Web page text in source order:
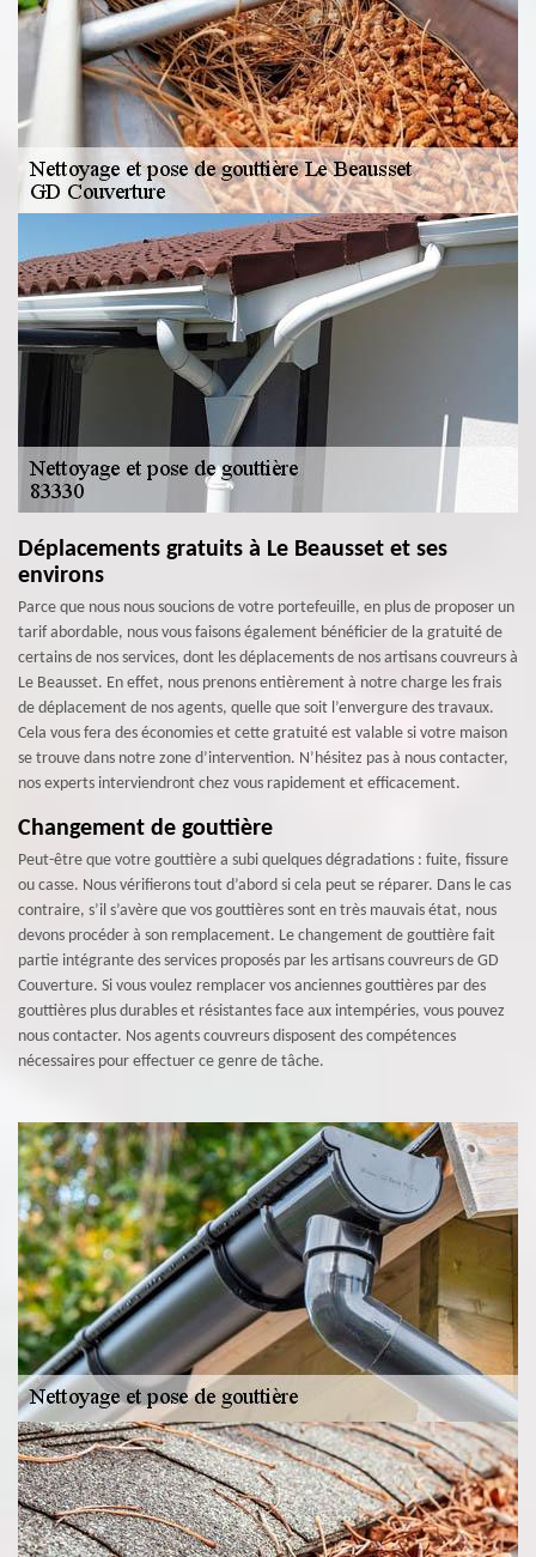
Déplacements gratuits à Le Beausset et ses
environs
Parce que nous nous soucions de votre portefeuille, en plus de proposer un
tarif abordable, nous vous faisons également bénéficier de la gratuité de
certains de nos services, dont les déplacements de nos artisans couvreurs à
Le Beausset. En effet, nous prenons entièrement à notre charge les frais
de déplacement de nos agents, quelle que soit l’envergure des travaux.
Cela vous fera des économies et cette gratuité est valable si votre maison
se trouve dans notre zone d’intervention. N’hésitez pas à nous contacter,
nos experts interviendront chez vous rapidement et efficacement.
Changement de gouttière
Peut-être que votre gouttière a subi quelques dégradations : fuite, fissure
ou casse. Nous vérifierons tout d’abord si cela peut se réparer. Dans le cas
contraire, s’il s’avère que vos gouttières sont en très mauvais état, nous
devons procéder à son remplacement. Le changement de gouttière fait
partie intégrante des services proposés par les artisans couvreurs de GD
Couverture. Si vous voulez remplacer vos anciennes gouttières par des
gouttières plus durables et résistantes face aux intempéries, vous pouvez
nous contacter. Nos agents couvreurs disposent des compétences
nécessaires pour effectuer ce genre de tâche.